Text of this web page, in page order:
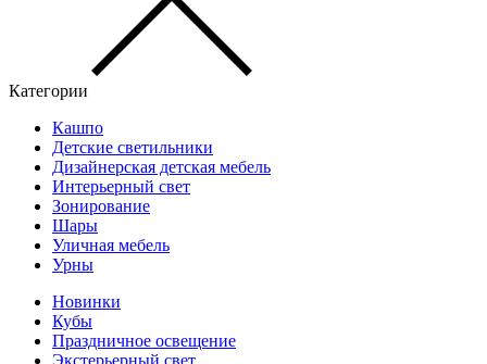
Категории
Кашпо
Детские светильники
Дизайнерская детская мебель
Интерьерный свет
Зонирование
Шары
Уличная мебель
Урны
Новинки
Кубы
Праздничное освещение
Экстерьерный свет